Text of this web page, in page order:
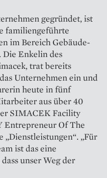
gegründet, ist
familiengeführte
im Bereich Gebäude-
Enkelin des
trat bereits
Unternehmen ein und
heute in fünf
aus über 40
SIMACEK Facility
Entrepreneur Of The
„Für
ist das eine
unser Weg der